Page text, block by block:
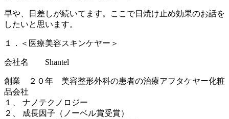
早や、日差しが続いてます。ここで日焼け止め効果のお話を
したいと思います。
１．＜医療美容スキンケヤー＞
会社名 Shantel
創業 ２０年 美容整形外科の患者の治療アフタケヤー化粧
品会社
１、 ナノテクノロジー
２、 成長因子（ノーベル賞受賞）